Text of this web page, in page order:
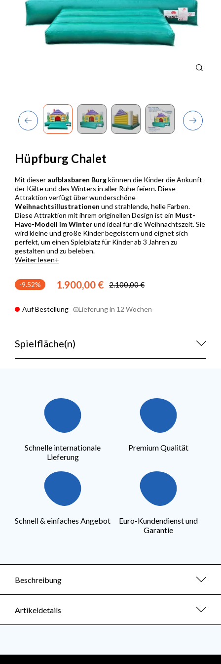
Previous Next
Hüpfburg Chalet
Mit dieser aufblasbaren Burgkönnen die Kinder die Ankunft
der Kälte und des Winters in aller Ruhe feiern. Diese
Attraktion verfügt über wunderschöne
Weihnachtsillustrationen und strahlende, helle Farben.
Diese Attraktion mit ihrem originellen Design ist ein Must-
Have-Modell im Winterund ideal für die Weihnachtszeit. Sie
wird kleine und große Kinder begeistern und eignet sich
perfekt, um einen Spielplatz für Kinder ab 3 Jahren zu
gestalten und zu beleben.
Weiter lesen
-9.52% 1.900,00 € 2.100,00 €
Auf Bestellung Lieferung in 12 Wochen
Spielfläche(n)
Schnelle internationale
Lieferung
Premium Qualität
Schnell & einfaches Angebot
Euro-Kundendienst und
Garantie
Beschreibung
Artikeldetails